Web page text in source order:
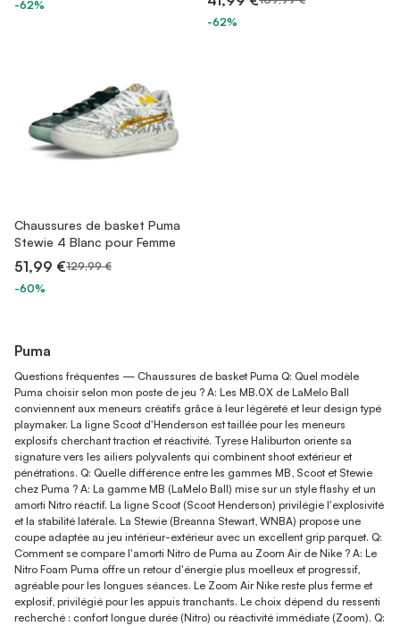
-62%
-62%
Chaussures de basket Puma
Stewie 4 Blanc pour Femme
51,99 €129,99 €
-60%
Puma
Questions fréquentes — Chaussures de basket Puma Q: Quel modèle
Puma choisir selon mon poste de jeu ? A: Les MB.0X de LaMelo Ball
conviennent aux meneurs créatifs grâce à leur légèreté et leur design typé
playmaker. La ligne Scoot d'Henderson est taillée pour les meneurs
explosifs cherchant traction et réactivité. Tyrese Haliburton oriente sa
signature vers les ailiers polyvalents qui combinent shoot extérieur et
pénétrations. Q: Quelle différence entre les gammes MB, Scoot et Stewie
chez Puma ? A: La gamme MB (LaMelo Ball) mise sur un style flashy et un
amorti Nitro réactif. La ligne Scoot (Scoot Henderson) privilégie l'explosivité
et la stabilité latérale. La Stewie (Breanna Stewart, WNBA) propose une
coupe adaptée au jeu intérieur-extérieur avec un excellent grip parquet. Q:
Comment se compare l'amorti Nitro de Puma au Zoom Air de Nike ? A: Le
Nitro Foam Puma offre un retour d'énergie plus moelleux et progressif,
agréable pour les longues séances. Le Zoom Air Nike reste plus ferme et
explosif, privilégié pour les appuis tranchants. Le choix dépend du ressenti
recherché : confort longue durée (Nitro) ou réactivité immédiate (Zoom). Q: